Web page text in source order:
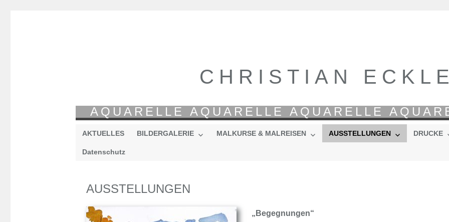
CHRISTIAN
AQUARELLE AQUARELLE AQUARELLE
AKTUELLES BILDERGALERIE MALKURSE & MALREISEN AUSSTELLUNGEN DRUCKE
Datenschutz
AUSSTELLUNGEN
„Begegnungen“